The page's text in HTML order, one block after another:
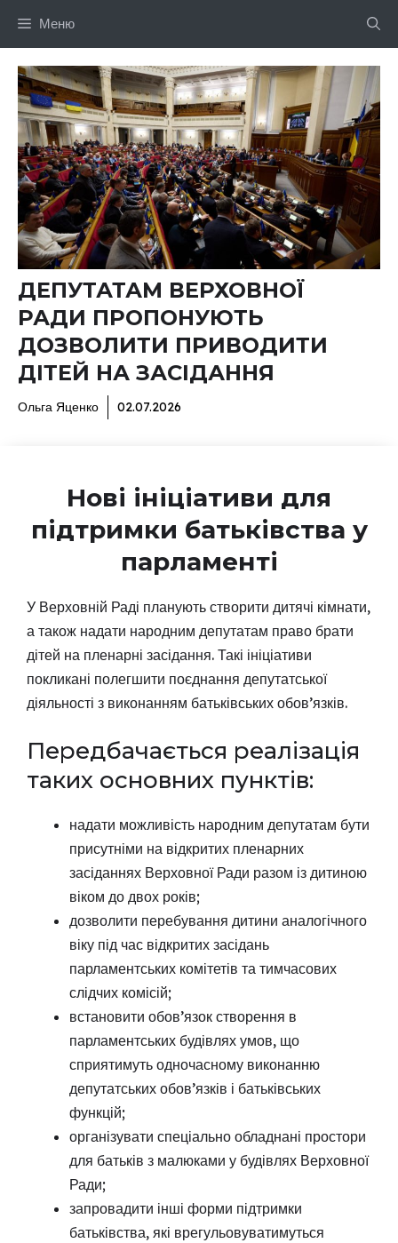
Меню
ДЕПУТАТАМ ВЕРХОВНОЇ
РАДИ ПРОПОНУЮТЬ
ДОЗВОЛИТИ ПРИВОДИТИ
ДІТЕЙ НА ЗАСІДАННЯ
Ольга Яценко 02.07.2026
Нові ініціативи для
підтримки батьківства у
парламенті
У Верховній Раді планують створити дитячі кімнати,
а також надати народним депутатам право брати
дітей на пленарні засідання. Такі ініціативи
покликані полегшити поєднання депутатської
діяльності з виконанням батьківських обов’язків.
Передбачається реалізація
таких основних пунктів:
надати можливість народним депутатам бути
присутніми на відкритих пленарних
засіданнях Верховної Ради разом із дитиною
віком до двох років;
дозволити перебування дитини аналогічного
віку під час відкритих засідань
парламентських комітетів та тимчасових
слідчих комісій;
встановити обов’язок створення в
парламентських будівлях умов, що
сприятимуть одночасному виконанню
депутатських обов’язків і батьківських
функцій;
організувати спеціально обладнані простори
для батьків з малюками у будівлях Верховної
Ради;
запровадити інші форми підтримки
батьківства, які врегульовуватимуться